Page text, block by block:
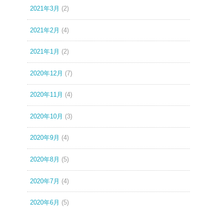
2021年3月 (2)
2021年2月 (4)
2021年1月 (2)
2020年12月 (7)
2020年11月 (4)
2020年10月 (3)
2020年9月 (4)
2020年8月 (5)
2020年7月 (4)
2020年6月 (5)